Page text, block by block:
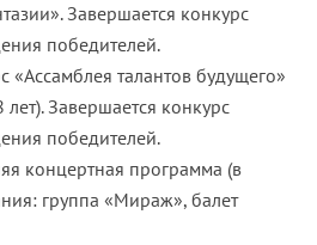
Завершается конкурс
победителей.
«Ассамблея талантов будущего»
лет). Завершается конкурс
победителей.
концертная программа (в
группа «Мираж», балет